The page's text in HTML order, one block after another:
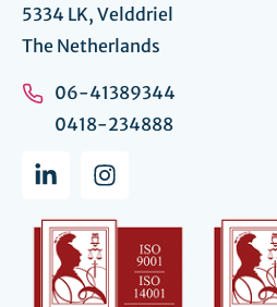
5334 LK, Velddriel
The Netherlands
06-41389344
0418-234888